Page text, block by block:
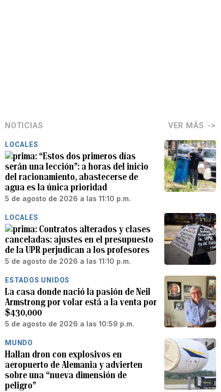
NOTICIAS VER MÁS
LOCALES
“Estos dos primeros días
serán una lección”: a horas del inicio
del racionamiento, abastecerse de
agua es la única prioridad
5 de agosto de 2026 a las 11:10 p.m.
LOCALES
Contratos alterados y clases
canceladas: ajustes en el presupuesto
de la UPR perjudican a los profesores
5 de agosto de 2026 a las 11:10 p.m.
ESTADOS UNIDOS
La casa donde nació la pasión de Neil
Armstrong por volar está a la venta por
$430,000
5 de agosto de 2026 a las 10:59 p.m.
MUNDO
Hallan dron con explosivos en
aeropuerto de Alemania y advierten
sobre una “nueva dimensión de
peligro”